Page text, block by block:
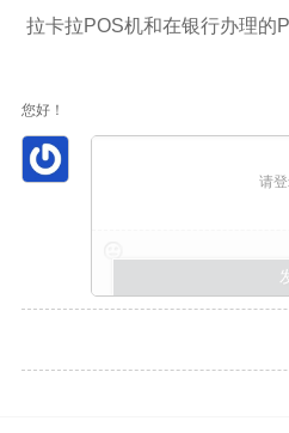
拉卡拉POS机和在银行办理的
您好！
请